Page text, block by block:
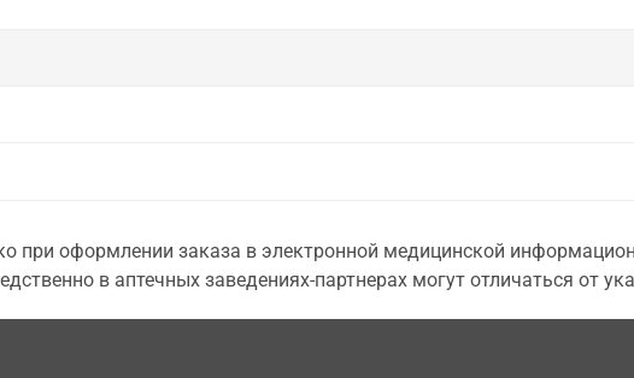
при оформлении заказа в электронной медицинской
в аптечных заведениях-партнерах могут отличаться от